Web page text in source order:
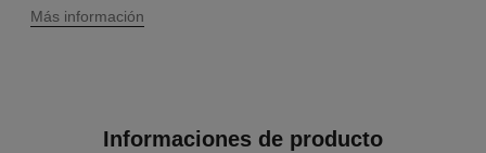
↩
Más información
Informaciones de producto